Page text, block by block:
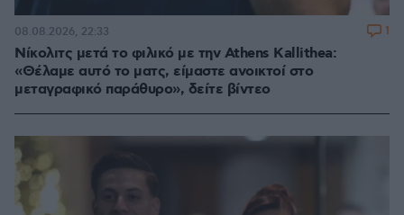
Νίκολιτς μετά το φιλικό με την Athens Kallithea:
«Θέλαμε αυτό το ματς, είμαστε ανοικτοί στο
μεταγραφικό παράθυρο», δείτε βίντεο
08.08.2026, 22:33 1